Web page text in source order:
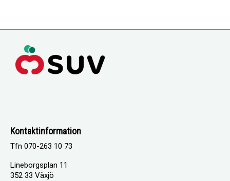
Kontaktinformation
Tfn 070-263 10 73
Lineborgsplan 11
352 33 Växjö